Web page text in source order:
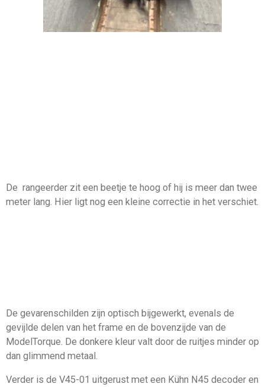
De rangeerder zit een beetje te hoog of hij is meer dan twee
meter lang. Hier ligt nog een kleine correctie in het verschiet.
De gevarenschilden zijn optisch bijgewerkt, evenals de
gevijlde delen van het frame en de bovenzijde van de
ModelTorque. De donkere kleur valt door de ruitjes minder op
dan glimmend metaal.
Verder is de V45-01 uitgerust met een Kühn N45 decoder en